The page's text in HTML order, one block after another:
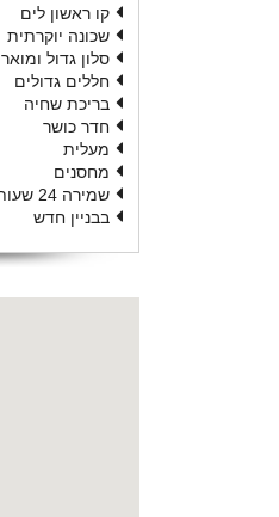
קו ראשון לים
שכונה יוקרתית
סלון גדול ומואר
חללים גדולים
בריכת שחיה
חדר כושר
מעלית
מחסנים
שמירה 24 שעות
בבניין חדש